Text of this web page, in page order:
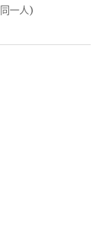
一人)